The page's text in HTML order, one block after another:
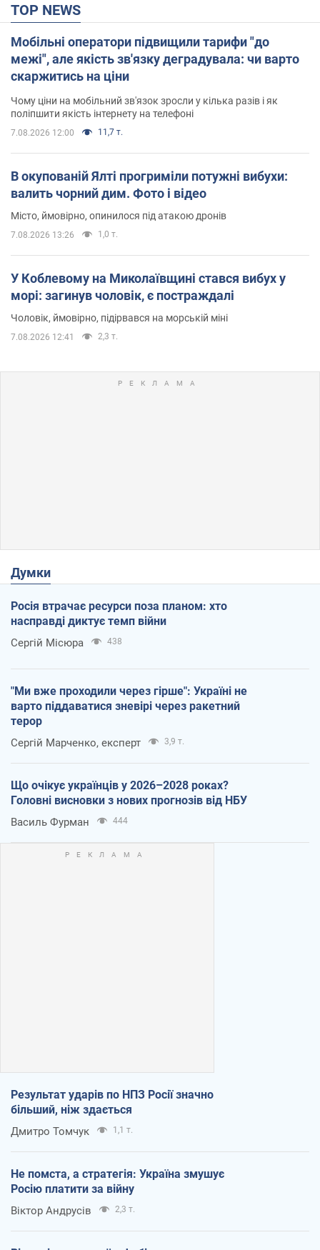
TOP NEWS
Мобільні оператори підвищили тарифи "до
межі", але якість зв'язку деградувала: чи варто
скаржитись на ціни
Чому ціни на мобільний зв'язок зросли у кілька разів і як
поліпшити якість інтернету на телефоні
7.08.2026 12:00 11,7 т.
В окупованій Ялті прогриміли потужні вибухи:
валить чорний дим. Фото і відео
Місто, ймовірно, опинилося під атакою дронів
7.08.2026 13:26 1,0 т.
У Коблевому на Миколаївщині стався вибух у
морі: загинув чоловік, є постраждалі
Чоловік, ймовірно, підірвався на морській міні
7.08.2026 12:41 2,3 т.
Думки
Росія втрачає ресурси поза планом: хто
насправді диктує темп війни
Сергій Місюра 438
"Ми вже проходили через гірше": Україні не
варто піддаватися зневірі через ракетний
терор
Сергій Марченко, експерт 3,9 т.
Що очікує українців у 2026–2028 роках?
Головні висновки з нових прогнозів від НБУ
Василь Фурман 444
Результат ударів по НПЗ Росії значно
більший, ніж здається
Дмитро Томчук 1,1 т.
Не помста, а стратегія: Україна змушує
Росію платити за війну
Віктор Андрусів 2,3 т.